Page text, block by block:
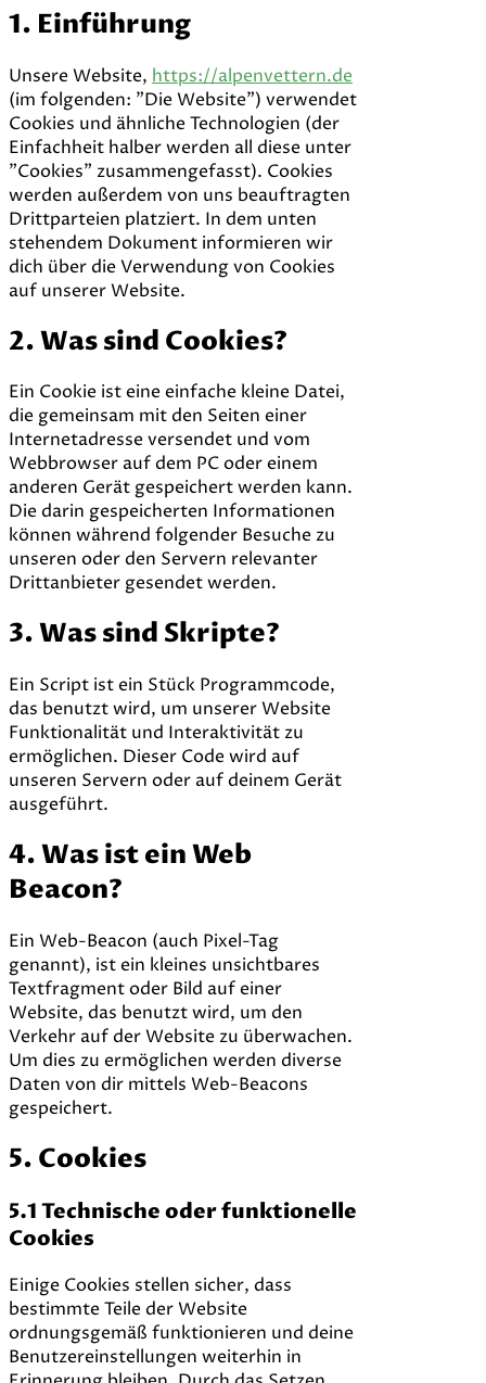
1. Einführung
Unsere Website, https://alpenvettern.de
(im folgenden: "Die Website") verwendet
Cookies und ähnliche Technologien (der
Einfachheit halber werden all diese unter
"Cookies" zusammengefasst). Cookies
werden außerdem von uns beauftragten
Drittparteien platziert. In dem unten
stehendem Dokument informieren wir
dich über die Verwendung von Cookies
auf unserer Website.
2. Was sind Cookies?
Ein Cookie ist eine einfache kleine Datei,
die gemeinsam mit den Seiten einer
Internetadresse versendet und vom
Webbrowser auf dem PC oder einem
anderen Gerät gespeichert werden kann.
Die darin gespeicherten Informationen
können während folgender Besuche zu
unseren oder den Servern relevanter
Drittanbieter gesendet werden.
3. Was sind Skripte?
Ein Script ist ein Stück Programmcode,
das benutzt wird, um unserer Website
Funktionalität und Interaktivität zu
ermöglichen. Dieser Code wird auf
unseren Servern oder auf deinem Gerät
ausgeführt.
4. Was ist ein Web
Beacon?
Ein Web-Beacon (auch Pixel-Tag
genannt), ist ein kleines unsichtbares
Textfragment oder Bild auf einer
Website, das benutzt wird, um den
Verkehr auf der Website zu überwachen.
Um dies zu ermöglichen werden diverse
Daten von dir mittels Web-Beacons
gespeichert.
5. Cookies
5.1 Technische oder funktionelle
Cookies
Einige Cookies stellen sicher, dass
bestimmte Teile der Website
ordnungsgemäß funktionieren und deine
Benutzereinstellungen weiterhin in